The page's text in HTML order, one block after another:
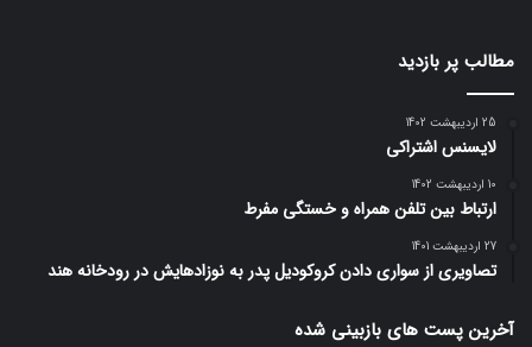
مطالب پر بازدید
25 اردیبهشت 1402
لایسنس اشتراکی
10 اردیبهشت 1402
ارتباط بین تلفن همراه و خستگی مفرط
27 اردیبهشت 1401
تصاویری از سواری دادن کروکودیل پدر به نوزادهایش در رودخانه هند
آخرین پست های بازبینی شده